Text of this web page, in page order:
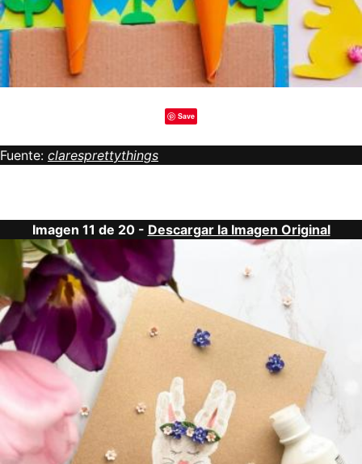
Save
Fuente: claresprettythings
Imagen 11 de 20 - Descargar la Imagen Original